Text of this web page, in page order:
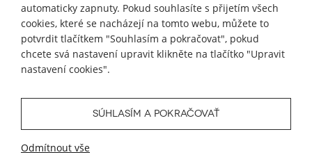
MŮJ ÚČET
SLEDUJTE NÁS
© 2026 Blueweb s.r.o.
automaticky zapnuty. Pokud souhlasíte s přijetím všech
cookies, které se nacházejí na tomto webu, můžete to
potvrdit tlačítkem "Souhlasím a pokračovat", pokud
chcete svá nastavení upravit klikněte na tlačítko "Upravit
nastavení cookies".
SÚHLASÍM A POKRAČOVAŤ
Odmítnout vše